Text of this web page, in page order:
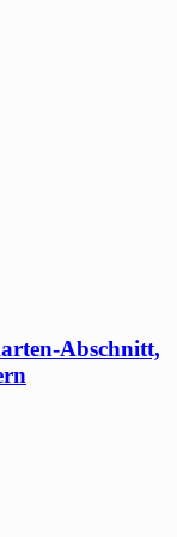
Abschnitt,